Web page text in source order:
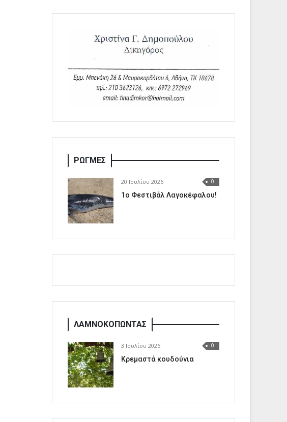
ΡΩΓΜΕΣ
20 Ιουλίου 2026 0
1o Φεστιβάλ Λαγοκέφαλου!
ΛΑΜΝΟΚΟΠΩΝΤΑΣ
3 Ιουλίου 2026 0
Κρεμαστά κουδούνια